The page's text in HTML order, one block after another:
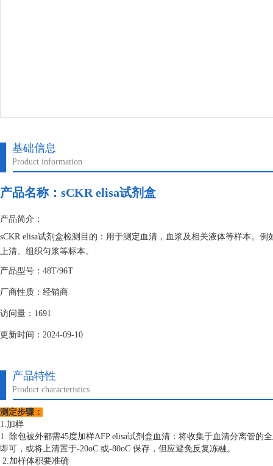
基础信息
Product information
产品名称： sCKR elisa试剂盒
产品简介：
sCKR elisa试剂盒检测目的：用于测定血清，血浆及相关液体等样本。
上清、组织匀浆等标本。
产品型号：48T/96T
厂商性质：经销商
访问量：1691
更新时间：2024-09-10
产品特性
Product characteristics
测定步骤：
1.加样
1. 除包被外都需45度加样AFP elisa试剂盒血清：将收集于血清分离管的
即可，或将上清置于-20oC 或-80oC 保存，但应避免反复冻融。
2.加样体积要准确